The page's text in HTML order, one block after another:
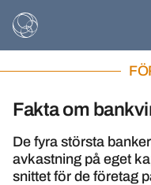
Fakta om
De fyra största
avkastning på eget
snittet för de företag